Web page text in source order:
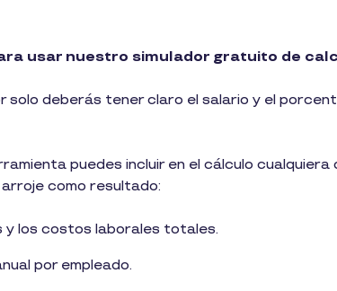
usar nuestro simulador gratuito de
solo deberás tener claro el salario y el
puedes incluir en el cálculo cualquiera
como resultado:
y los costos laborales totales.
por empleado.